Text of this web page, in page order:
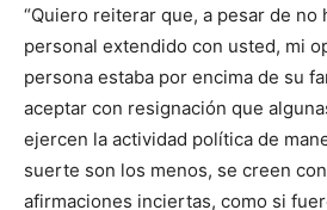
“Quiero reiterar que, a pesar de no
personal extendido con usted, mi
persona estaba por encima de su
aceptar con resignación que
ejercen la actividad política de
suerte son los menos, se creen
afirmaciones inciertas, como si